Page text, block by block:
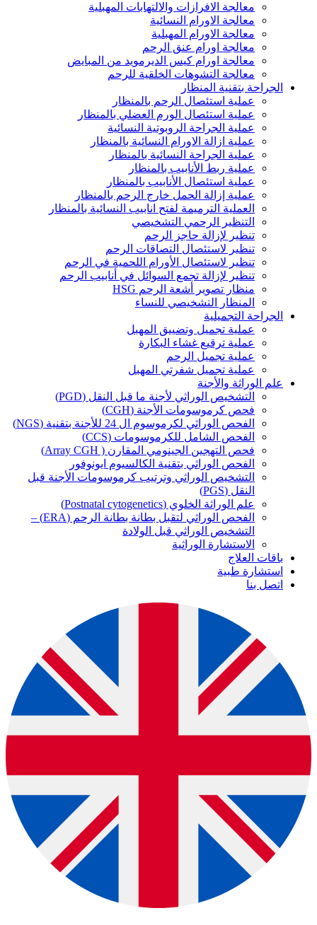
معالجة الافرازات والالتهابات المهبلية
معالجة الاورام النسائية
معالجة الاورام المهبلية
معالجة اورام عنق الرحم
معالجة اورام كيس الديرمويد من المبايض
معالجة التشوهات الخلقية للرحم
الجراحة بتقنية المنظار
عملية استئصال الرحم بالمنظار
عملية استئصال الورم العضلي بالمنظار
عملية الجراحة الروبوتية النسائية
عملية ازالة الاورام النسائية بالمنظار
عملية الجراحة النسائية بالمنظار
عملية ربط الأنابيب بالمنظار
عملية استئصال الأنابيب بالمنظار
عملية إزالة الحمل خارج الرحم بالمنظار
العملية الترميمة لفتح انابيب النسائية بالمنظار
التنظير الرحمي التشخيصي
تنظير لإزالة حاجز الرحم
تنظير لاستئصال التصاقات الرحم
تنظير لاستئصال الأورام اللحمية في الرحم
تنظير لإزالة تجمع السوائل في أنابيب الرحم
منظار تصوير أشعة الرحم HSG
المنظار التشخيصي للنساء
الجراحة التجميلية
عملية تجميل وتضييق المهبل
عملية ترقيع غشاء البكارة
عملية تجميل الرحم
عملية تجميل شفرتي المهبل
علم الوراثة والأجنة
التشخيص الوراثي لأجنة ما قبل النقل (PGD)
فحص كرموسومات الأجنة (CGH)
الفحص الوراثي لكرموسوم ال 24 للأجنة بتقنية (NGS)
الفحص الشامل للكرموسومات (CCS)
فحص التهجين الجينومي المقارن ( Array CGH)
الفحص الوراثي بتقنية الكالسيوم ايونوفور
التشخيص الوراثي وترتيب كرموسومات الأجنة قبل
النقل (PGS)
علم الوراثة الخلوي (Postnatal cytogenetics)
الفحص الوراثي لتقبل بطانة بطانة الرحم (ERA) –
التشخيص الوراثي قبل الولادة
الاستشارة الوراثية
باقات العلاج
استشارة طبية
اتصل بنا